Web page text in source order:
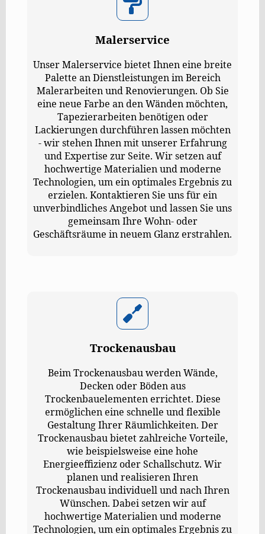
Malerservice
Unser Malerservice bietet Ihnen eine breite
Palette an Dienstleistungen im Bereich
Malerarbeiten und Renovierungen. Ob Sie
eine neue Farbe an den Wänden möchten,
Tapezierarbeiten benötigen oder
Lackierungen durchführen lassen möchten
- wir stehen Ihnen mit unserer Erfahrung
und Expertise zur Seite. Wir setzen auf
hochwertige Materialien und moderne
Technologien, um ein optimales Ergebnis zu
erzielen. Kontaktieren Sie uns für ein
unverbindliches Angebot und lassen Sie uns
gemeinsam Ihre Wohn- oder
Geschäftsräume in neuem Glanz erstrahlen.
Trockenausbau
Beim Trockenausbau werden Wände,
Decken oder Böden aus
Trockenbauelementen errichtet. Diese
ermöglichen eine schnelle und flexible
Gestaltung Ihrer Räumlichkeiten. Der
Trockenausbau bietet zahlreiche Vorteile,
wie beispielsweise eine hohe
Energieeffizienz oder Schallschutz. Wir
planen und realisieren Ihren
Trockenausbau individuell und nach Ihren
Wünschen. Dabei setzen wir auf
hochwertige Materialien und moderne
Technologien, um ein optimales Ergebnis zu